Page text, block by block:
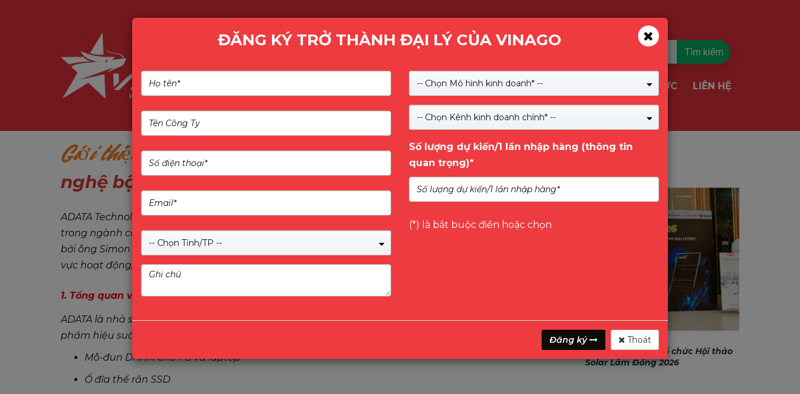
Tìm kiếm
NHÃN HÀNG DỊCH VỤ & GIẢI PHÁP TIN TỨC LIÊN HỆ
Giới thiệu Giới thiệu ADATA – Thương hiệu công
nghệ bộ nhớ và lưu trữ hàng đầu thế giới
ADATA Technology Co., Ltd. (威剛科技股份有限公司) là một trong những tên tuổi hàng đầu
trong ngành công nghệ bộ nhớ và lưu trữ toàn cầu. Được thành lập vào tháng 5 năm 2001
bởi ông Simon Chen tại Đài Loan, ADATA đã và đang không ngừng mở rộng quy mô và lĩnh
vực hoạt động, khẳng định vị thế vững chắc của mình trên thị trường quốc tế.
1. Tổng quan về ADATA
ADATA là nhà sản xuất phần cứng không có nhà máy (fabless), chuyên cung cấp các sản
phẩm hiệu suất cao như:
Mô-đun DRAM cho PC và laptop
Ổ đĩa thể rắn SSD
Tin Tức
GONEO & VINAGO hân hạnh tổ chức Hội thảo
Solar Lâm Đồng 2026
ĐĂNG KÝ TRỞ THÀNH ĐẠI LÝ CỦA VINAGO
-- Chọn Tỉnh/TP --
-- Chọn Mô hình kinh doanh* --
-- Chọn Kênh kinh doanh chính* --
Số lượng dự kiến/1 lần nhập hàng (thông tin
quan trọng)*
(*) là bắt buộc điền hoặc chọn
Đăng ký Thoát